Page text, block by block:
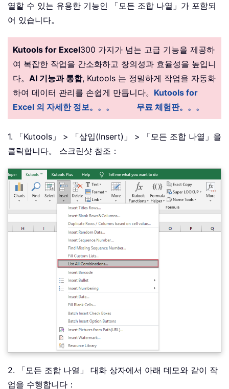
열할 수 있는 유용한 기능인 「모든 조합 나열」가 포함되
어 있습니다。
Kutools for Excel300 가지가 넘는 고급 기능을 제공하
여 복잡한 작업을 간소화하고 창의성과 효율성을 높입니
다。 AI 기능과 통합, Kutools 는 정밀하게 작업을 자동화
하여 데이터 관리를 손쉽게 만듭니다。 Kutools for
Excel 의 자세한 정보。。。
무료 체험판。。。
1. 「Kutools」 > 「삽입(Insert)」 > 「모든 조합 나열」을
클릭합니다。 스크린샷 참조：
2. 「모든 조합 나열」 대화 상자에서 아래 데모와 같이 작
업을 수행합니다：